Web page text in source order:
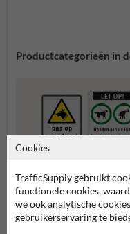
Productcategorieën in
Cookies
TrafficSupply gebruikt
functionele cookies,
we ook analytische
gebruikerservaring te